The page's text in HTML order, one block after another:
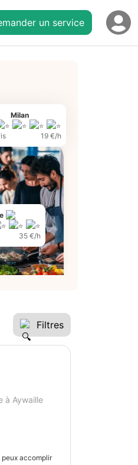
un service
35 €/h
Milan
19 €/h
Filtres
à Aywaille
accomplir